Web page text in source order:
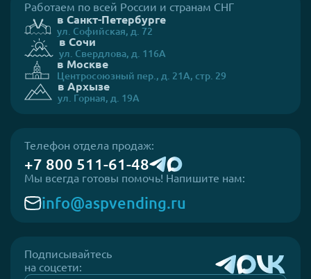
Работаем по всей России и странам СНГ
в Санкт-Петербурге
ул. Софийская, д. 72
в Сочи
ул. Свердлова, д. 116А
в Москве
Центросоюзный пер., д. 21А, стр. 29
в Архызе
ул. Горная, д. 19А
Телефон отдела продаж:
+7 800 511-61-48
Мы всегда готовы помочь! Напишите нам:
info@aspvending.ru
Подписывайтесь
на соцсети: